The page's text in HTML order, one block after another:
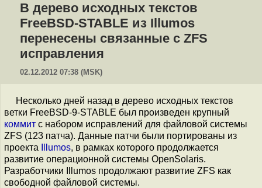
В дерево исходных текстов
FreeBSD-STABLE из Illumos
перенесены связанные с ZFS
исправления
02.12.2012 07:38 (MSK)
Несколько дней назад в дерево исходных текстов
ветки FreeBSD-9-STABLE был произведен крупный
коммит с набором исправлений для файловой системы
ZFS (123 патча). Данные патчи были портированы из
проекта
Illumos, в рамках которого продолжается
развитие операционной системы OpenSolaris.
Разработчики Illumos продолжают развитие ZFS как
свободной файловой системы.